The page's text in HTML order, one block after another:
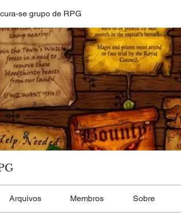
se grupo de RPG
Arquivos Membros Sobre